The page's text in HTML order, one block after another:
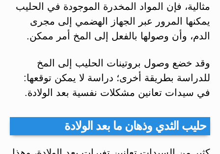
مثالية، فإن المواد المخدرة الموجودة في الحليب
يمكنها المرور عبر الجهاز الهضمي إلى مجرى
الدم، وأن وصولها بالفعل إلى المخ أمر ممكن.
وقد خضع وصول بروتينات الحليب إلى المخ
للدراسة بطريقة أخرى؛ دراسة لا يمكن توقعها:
في سيدات تعانين مشكلات نفسية بعد الولادة.
حليب الثدي وذهان ما بعد الولادة